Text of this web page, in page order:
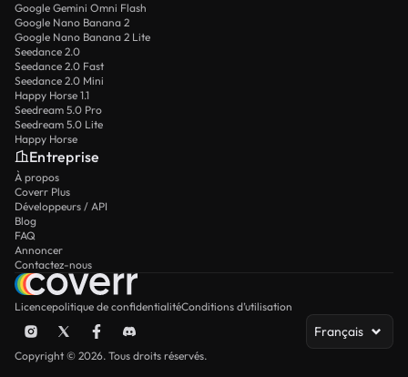
Google Gemini Omni Flash
Google Nano Banana 2
Google Nano Banana 2 Lite
Seedance 2.0
Seedance 2.0 Fast
Seedance 2.0 Mini
Happy Horse 1.1
Seedream 5.0 Pro
Seedream 5.0 Lite
Happy Horse
Entreprise
À propos
Coverr Plus
Développeurs / API
Blog
FAQ
Annoncer
Contactez-nous
Licencepolitique de confidentialitéConditions d’utilisation
Français
Copyright © 2026. Tous droits réservés.